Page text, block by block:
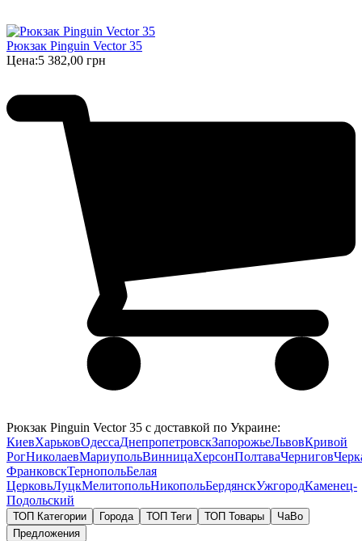
Рюкзак Pinguin Vector 35
Цена:5 382,00 грн
Рюкзак Pinguin Vector 35 с доставкой по Украине:
КиевХарьковОдессаДнепропетровскЗапорожьеЛьвовКривой
РогНиколаевМариупольВинницаХерсонПолтаваЧернигов
ФранковскТернопольБелая
ЦерковьЛуцкМелитопольНикопольБердянскУжгородКаменец-
Подольский
ТОП Категории Города ТОП Теги ТОП Товары
ЧаВо
Предложения